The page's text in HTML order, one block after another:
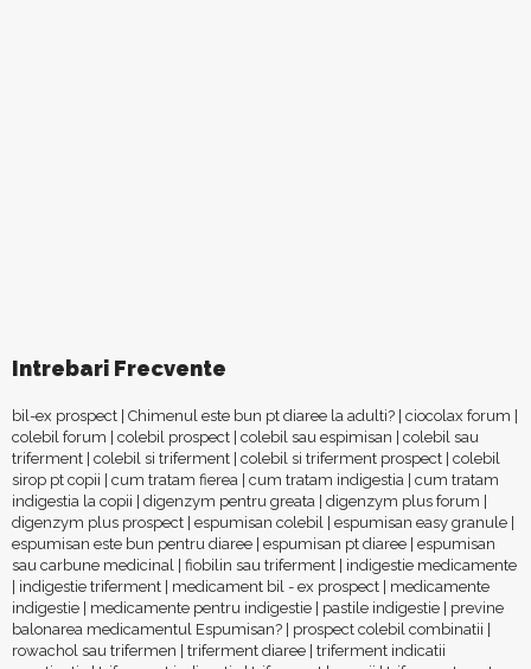
Intrebari Frecvente
bil-ex prospect Chimenul este bun pt diaree la adulti? ciocolax forum
colebil forum
colebil prospect colebil sau espimisan
colebil sau
triferment colebil si triferment colebil si triferment prospect colebil
sirop pt copii
cum tratam fierea cum tratam indigestia cum tratam
indigestia la copii
digenzym pentru greata digenzym plus forum
digenzym plus prospect espumisan colebil espumisan easy granule
espumisan este bun pentru diaree espumisan pt diaree espumisan
sau carbune medicinal fiobilin sau triferment
indigestie medicamente
indigestie triferment medicament bil - ex prospect
medicamente
indigestie
medicamente pentru indigestie pastile indigestie
previne
balonarea medicamentul Espumisan?
prospect colebil combinatii
rowachol sau trifermen
triferment diaree triferment indicatii